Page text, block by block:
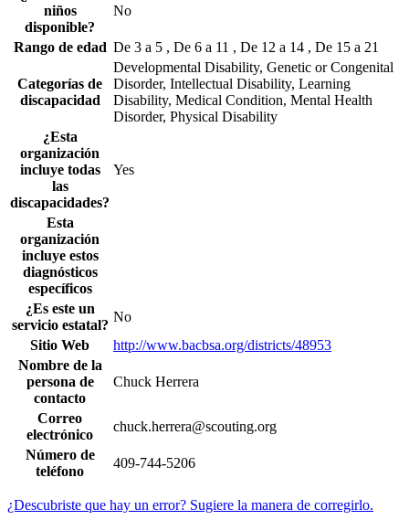
niños
disponible?
No
Rango de edad De 3 a 5 , De 6 a 11 , De 12 a 14 , De 15 a 21
Categorías de
discapacidad
Developmental Disability, Genetic or Congenital
Disorder, Intellectual Disability, Learning
Disability, Medical Condition, Mental Health
Disorder, Physical Disability
¿Esta
organización
incluye todas
las
discapacidades?
Yes
Esta
organización
incluye estos
diagnósticos
específicos
¿Es este un
servicio estatal?
No
Sitio Web
http://www.bacbsa.org/districts/48953
Nombre de la
persona de
contacto
Chuck Herrera
Correo
electrónico
chuck.herrera@scouting.org
Número de
teléfono
409-744-5206
¿Descubriste que hay un error? Sugiere la manera de corregirlo.